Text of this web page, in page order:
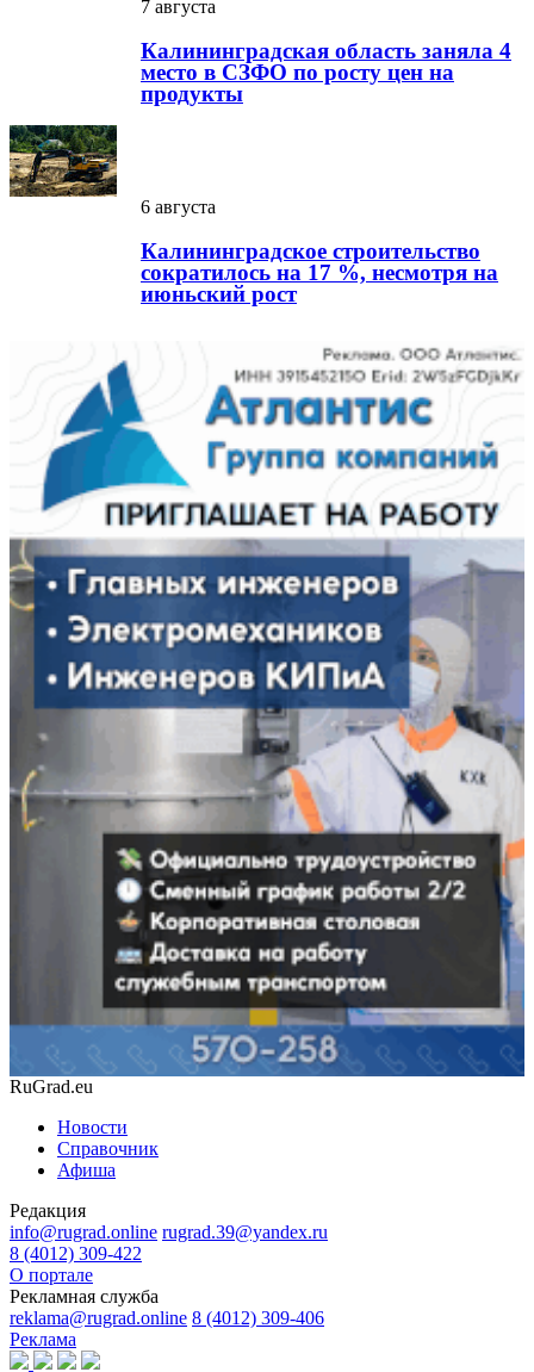
7 августа
Калининградская область заняла 4
место в СЗФО по росту цен на
продукты
6 августа
Калининградское строительство
сократилось на 17 %, несмотря на
июньский рост
RuGrad.eu
Новости
Справочник
Афиша
Редакция
info@rugrad.online rugrad.39@yandex.ru
8 (4012) 309-422
О портале
Рекламная служба
reklama@rugrad.online 8 (4012) 309-406
Реклама